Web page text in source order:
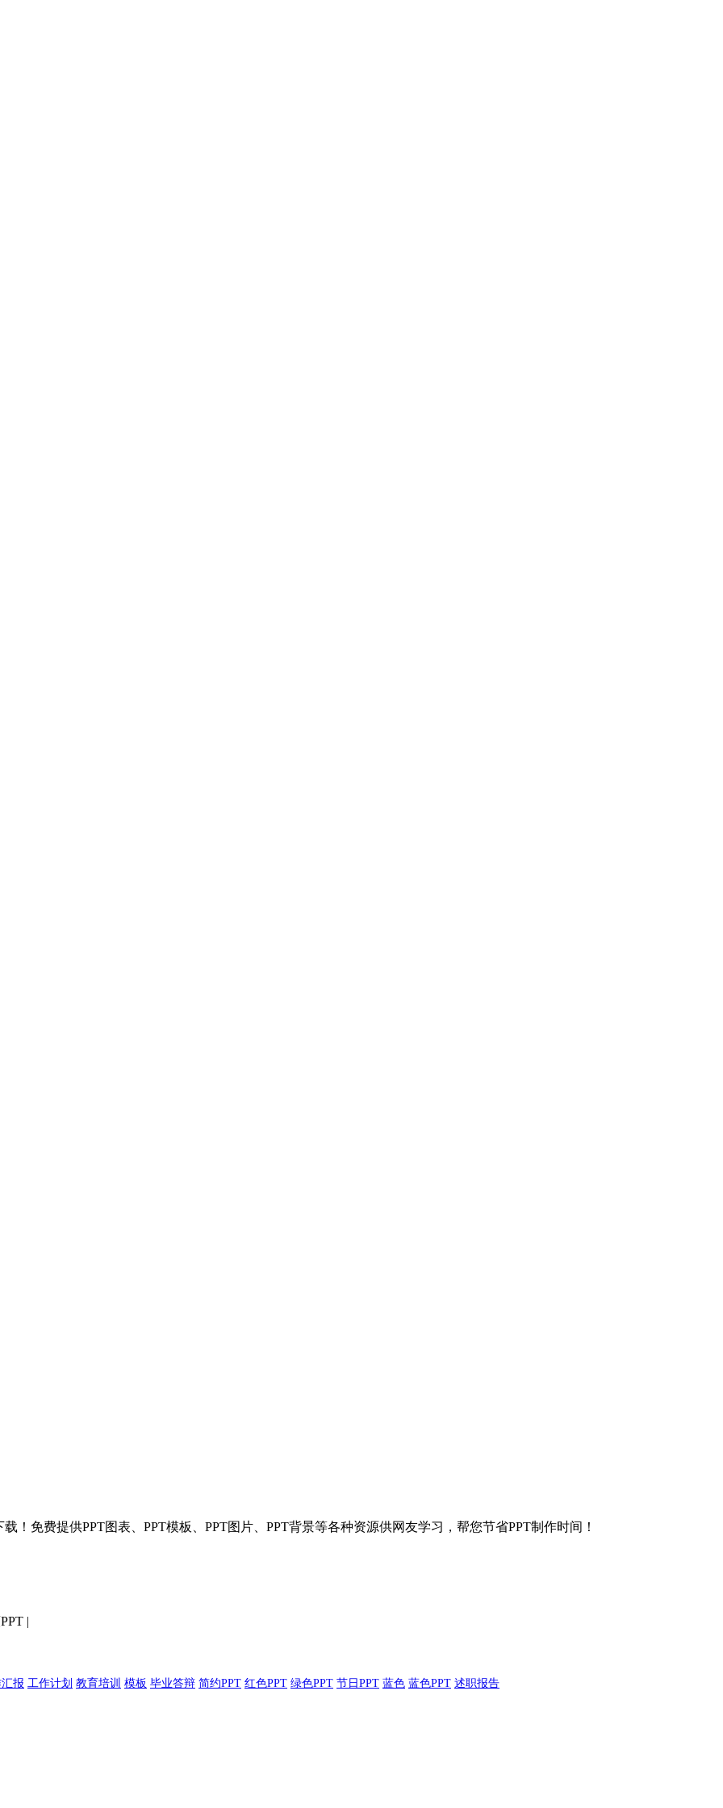
！免费提供PPT图表、PPT模板、PPT图片、PPT背景等各种资源供网友学习，帮您节省PPT制作时间！
|
报 工作计划 教育培训 模板 毕业答辩 简约PPT 红色PPT 绿色PPT 节日PPT 蓝色 蓝色PPT 述职报告